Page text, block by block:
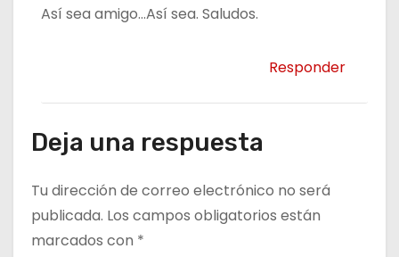
Así sea amigo…Así sea. Saludos.
Responder
Deja una respuesta
Tu dirección de correo electrónico no será
publicada. Los campos obligatorios están
marcados con *